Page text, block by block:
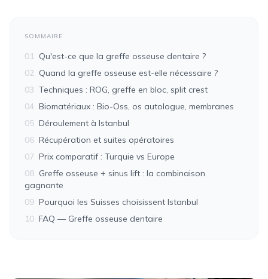
SOMMAIRE
01 Qu'est-ce que la greffe osseuse dentaire ?
02 Quand la greffe osseuse est-elle nécessaire ?
03 Techniques : ROG, greffe en bloc, split crest
04 Biomatériaux : Bio-Oss, os autologue, membranes
05 Déroulement à Istanbul
06 Récupération et suites opératoires
07 Prix comparatif : Turquie vs Europe
08 Greffe osseuse + sinus lift : la combinaison
gagnante
09 Pourquoi les Suisses choisissent Istanbul
10 FAQ — Greffe osseuse dentaire